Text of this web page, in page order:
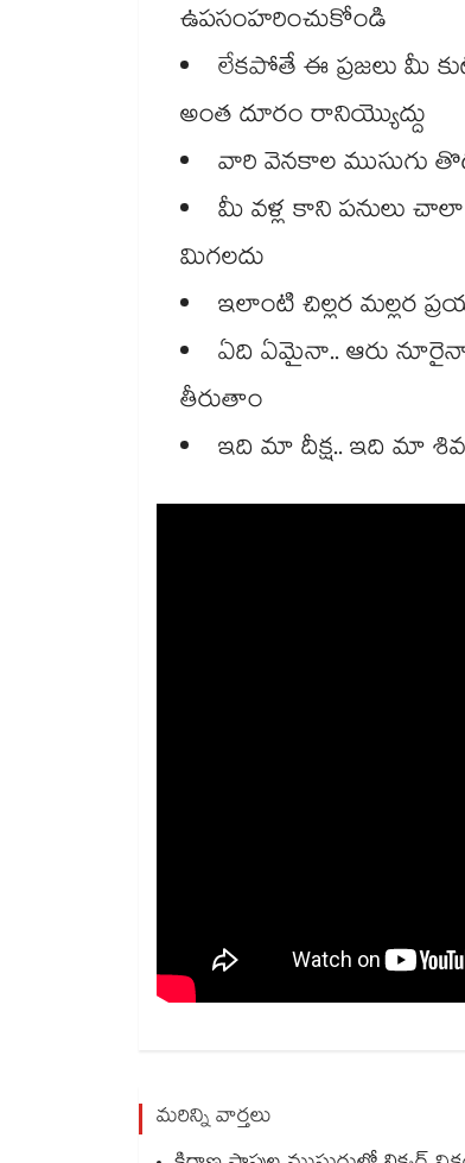
ఉపసంహరించుకోండి
లేకపోతే ఈ ప్రజలు మీ
అంత దూరం రానియ్యొద్దు
వారి వెనకాల ముసుగు
మీ వళ్ల కాని పనులు
మిగలదు
ఇలాంటి చిల్లర మల్లర
ఏది ఏమైనా.. ఆరు
తీరుతాం
ఇది మా దీక్ష.. ఇది మా శివ
మరిన్ని వార్తలు